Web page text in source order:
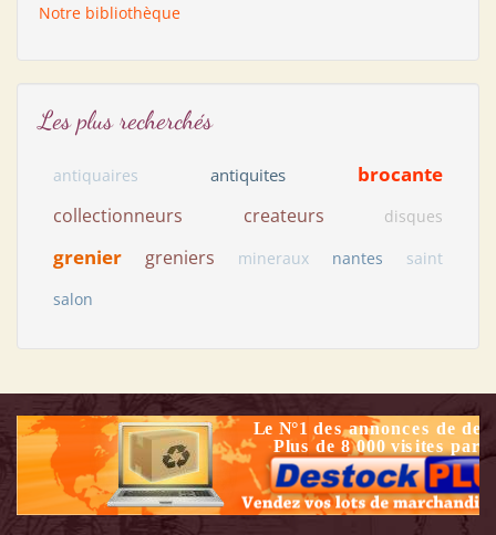
Notre bibliothèque
Les plus recherchés
antiquaires antiquites brocante
collectionneurs createurs disques
grenier greniers mineraux nantes
saint
salon